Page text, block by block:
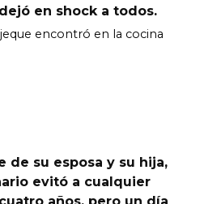
en shock a todos.
encontró en la cocina
de su esposa y su hija,
evitó a cualquier
años, pero un día